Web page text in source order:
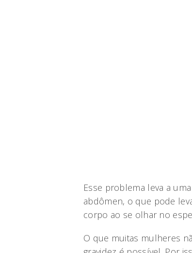
Esse problema leva a
abdômen, o que pode
corpo ao se olhar no
O que muitas mulheres